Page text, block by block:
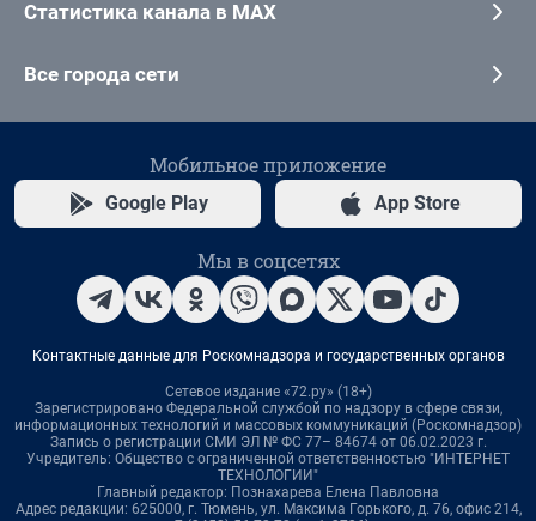
Статистика канала в MAX
Все города сети
Мобильное приложение
Google Play App Store
Мы в соцсетях
Контактные данные для Роскомнадзора и государственных органов
Сетевое издание «72.ру» (18+)
Зарегистрировано Федеральной службой по надзору в сфере связи,
информационных технологий и массовых коммуникаций (Роскомнадзор)
Запись о регистрации СМИ ЭЛ № ФС 77– 84674 от 06.02.2023 г.
Учредитель: Общество с ограниченной ответственностью "ИНТЕРНЕТ
ТЕХНОЛОГИИ"
Главный редактор: Познахарева Елена Павловна
Адрес редакции: 625000, г. Тюмень, ул. Максима Горького, д. 76, офис 214,